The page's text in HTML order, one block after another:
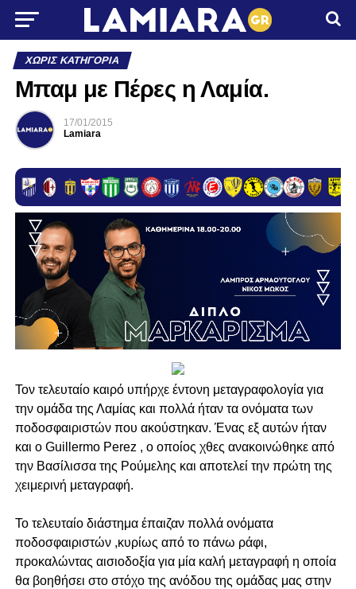
ΧΩΡΊΣ ΚΑΤΗΓΟΡΊΑ
Μπαμ με Πέρες η Λαμία.
17/01/2015
Lamiara
Τον τελευταίο καιρό υπήρχε έντονη μεταγραφολογία για
την ομάδα της Λαμίας και πολλά ήταν τα ονόματα των
ποδοσφαιριστών που ακούστηκαν. Ένας εξ αυτών ήταν
και ο Guillermo Perez , ο οποίος χθες ανακοινώθηκε από
την Βασίλισσα της Ρούμελης και αποτελεί την πρώτη της
χειμερινή μεταγραφή.
Το τελευταίο διάστημα έπαιζαν πολλά ονόματα
ποδοσφαιριστών ,κυρίως από το πάνω ράφι,
προκαλώντας αισιοδοξία για μία καλή μεταγραφή η οποία
θα βοηθήσει στο στόχο της ανόδου της ομάδας μας στην